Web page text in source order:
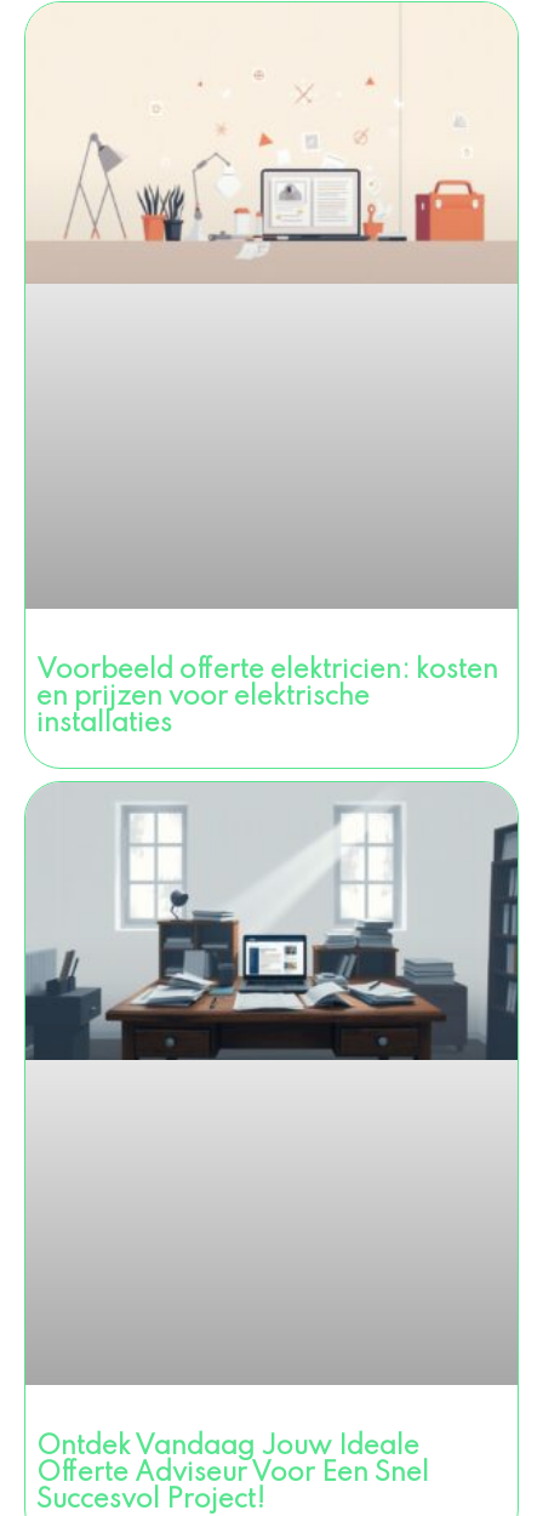
Voorbeeld offerte elektricien: kosten
en prijzen voor elektrische
installaties
Ontdek Vandaag Jouw Ideale
Offerte Adviseur Voor Een Snel
Succesvol Project!